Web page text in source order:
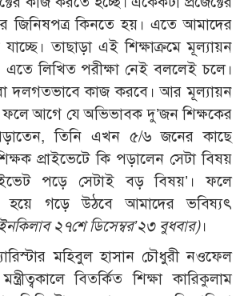
জিনিষপত্র কিনতে হয়। এতে আমাদের
তাছাড়া এই শিক্ষাক্রমে মূল্যায়ন
লিখিত পরীক্ষা নেই বললেই চলে।
বা দলগতভাবে কাজ করবে। আর মূল্যায়ন
ফলে আগে যে অভিভাবক দু’জন শিক্ষকের
তিনি এখন ৫/৬ জনের কাছে
প্রাইভেটে কি পড়ালেন সেটা বিষয়
পড়ে সেটাই বড় বিষয়’। ফলে
হয়ে গড়ে উঠবে আমাদের ভবিষ্যৎ
২৭শে ডিসেম্বর’২৩ বুধবার)।
মহিবুল হাসান চৌধুরী নওফেল
বিতর্কিত শিক্ষা কারিকুলাম